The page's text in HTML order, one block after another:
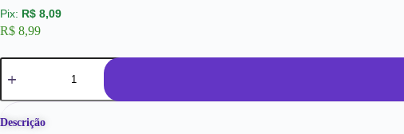
R$ 8,09
R$ 8,99
Descrição